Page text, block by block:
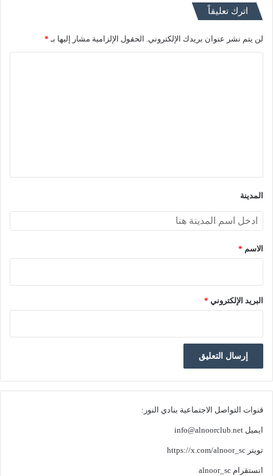
اترك تعليقاً
لن يتم نشر عنوان بريدك الإلكتروني. الحقول الإلزامية مشار إليها بـ *
المدينة
الاسم *
البريد الإلكتروني *
قنوات التواصل الاجتماعية بنادي النور:
ايميل info@alnoorclub.net
تويتر https://x.com/alnoor_sc
انستقرام alnoor_sc